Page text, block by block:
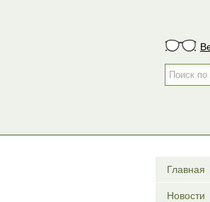
Главная
Новости